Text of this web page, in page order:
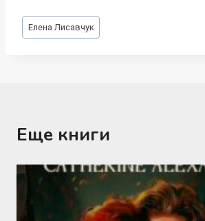
Метки
записи:
Елена Лисавчук
Еще книги